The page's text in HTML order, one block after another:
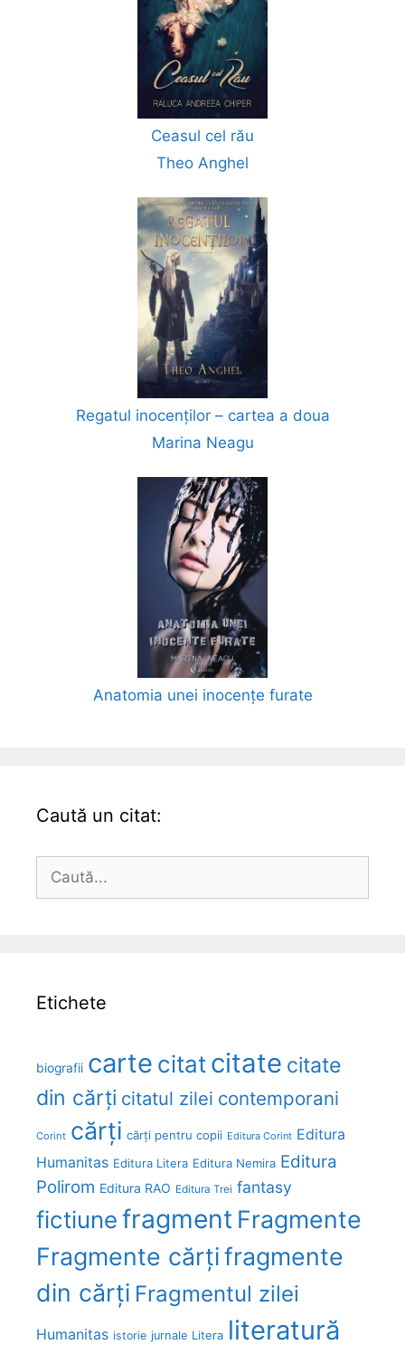
Ceasul cel rău
Theo Anghel
Regatul inocenților – cartea a doua
Marina Neagu
Anatomia unei inocențe furate
Caută un citat:
după:
Etichete
biografii carte citatcitate citate
din cărți citatul zilei contemporani
Corint cărți cărți pentru copii Editura Corint Editura
Humanitas Editura Litera Editura Nemira Editura
Polirom Editura RAO Editura Trei fantasy
fictiunefragment Fragmente
Fragmente cărțifragmente
din cărți Fragmentul zilei
Humanitas istorie jurnale Litera literatură